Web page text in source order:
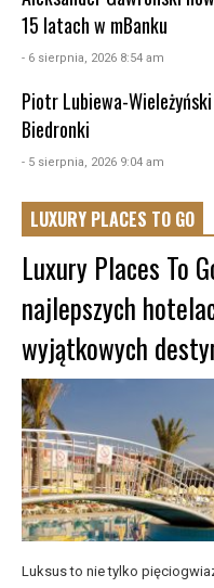
15 latach w mBanku
- 6 sierpnia, 2026 8:54 am
Piotr Lubiewa-
Biedronki
- 5 sierpnia, 2026 9:04 am
LUXURY PLACES TO GO
Luxury Places To
najlepszych
wyjątkowych
Luksus to nie tylko